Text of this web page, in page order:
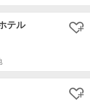
テル